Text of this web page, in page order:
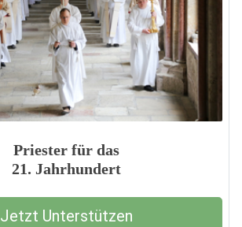
Priester für das
21. Jahrhundert
Jetzt Unterstützen